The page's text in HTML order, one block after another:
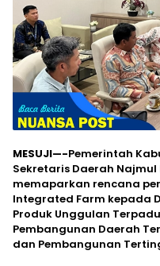
MESUJI—-Pemerintah
Sekretaris Daerah
memaparkan rencana
Integrated Farm kepada
Produk Unggulan
Pembangunan Daerah
dan Pembangunan